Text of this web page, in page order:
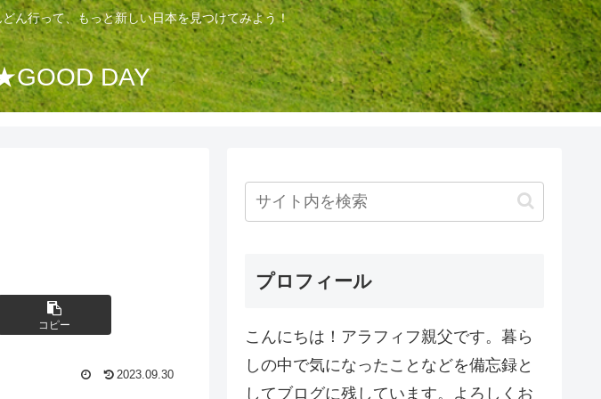
ん行って、もっと新しい日本を見つけてみよう！
DAY
コピー
2023.09.30
プロフィール
こんにちは！アラフィフ親父です。暮ら
しの中で気になったことなどを備忘録と
してブログに残しています。よろしくお